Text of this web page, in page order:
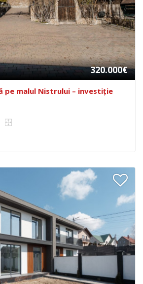
320.000€
pe malul Nistrului – investiție